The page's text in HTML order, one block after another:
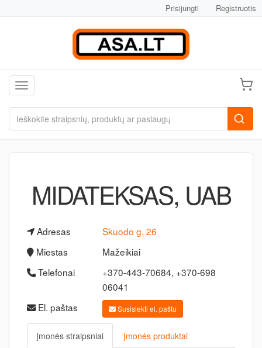
Prisijungti Registruotis
Toggle navigation
MIDATEKSAS, UAB
Adresas
Skuodo g. 26
Miestas
Mažeikiai
Telefonai
+370-443-70684, +370-698
06041
El. paštas
Susisiekti el. paštu
Įmonės straipsniai Įmonės produktai